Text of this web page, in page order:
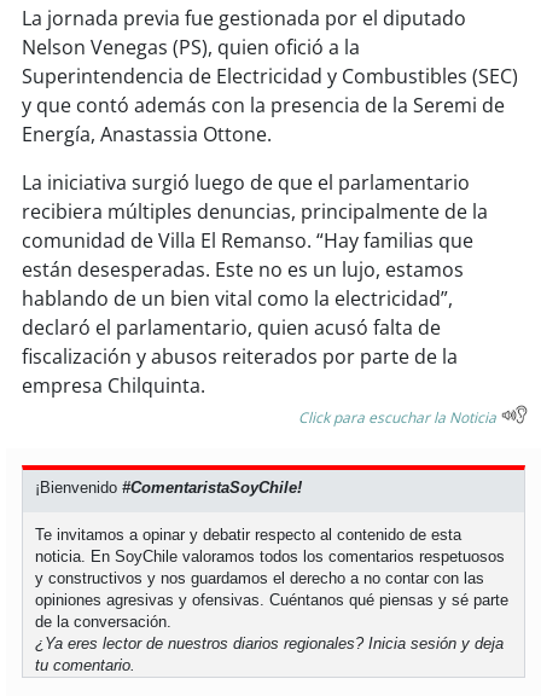
soy concepción
soycoronel
soyarauco
soytemuco
soyvaldivia
soyosorno
soychiloé
La jornada previa fue gestionada por el diputado
Nelson Venegas (PS), quien ofició a la
Superintendencia de Electricidad y Combustibles (SEC)
y que contó además con la presencia de la Seremi de
Energía, Anastassia Ottone.
La iniciativa surgió luego de que el parlamentario
recibiera múltiples denuncias, principalmente de la
comunidad de Villa El Remanso. “Hay familias que
están desesperadas. Este no es un lujo, estamos
hablando de un bien vital como la electricidad”,
declaró el parlamentario, quien acusó falta de
fiscalización y abusos reiterados por parte de la
empresa Chilquinta.
Click para escuchar la Noticia
¡Bienvenido#ComentaristaSoyChile!
Te invitamos a opinar y debatir respecto al contenido de esta
noticia. En SoyChile valoramos todos los comentarios respetuosos
y constructivos y nos guardamos el derecho a no contar con las
opiniones agresivas y ofensivas. Cuéntanos qué piensas y sé parte
de la conversación.
¿Ya eres lector de nuestros diarios regionales?Inicia sesión y deja
tu comentario.